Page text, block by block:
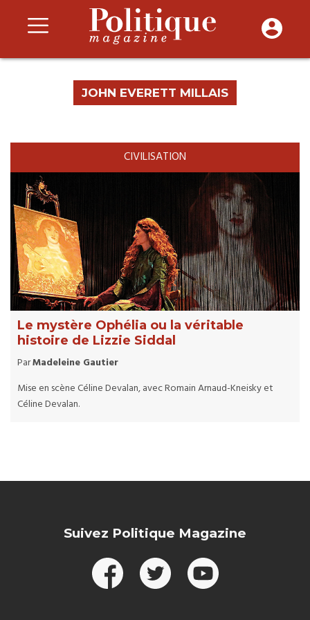
JOHN EVERETT MILLAIS
CIVILISATION
Le mystère Ophélia ou la véritable
histoire de Lizzie Siddal
ParMadeleine Gautier
Mise en scène Céline Devalan, avec Romain Arnaud-Kneisky et
Céline Devalan.
Suivez Politique Magazine